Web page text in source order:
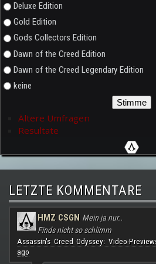
Deluxe Edition
Gold Edition
Gods Collectors Edition
Dawn of the Creed Edition
Dawn of the Creed Legendary Edition
keine
Ältere Umfragen
Resultate
LETZTE KOMMENTARE
HMZ CSGN Mein ja nur..
Finds nicht so schlimm
Assassin's Creed Odyssey: Video-
ago